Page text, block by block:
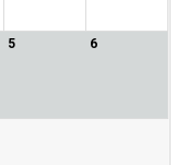
5 6